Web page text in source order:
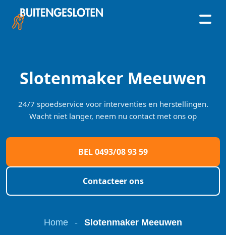
content
Slotenmaker Meeuwen
24/7 spoedservice voor interventies en herstellingen.
Wacht niet langer, neem nu contact met ons op
BEL 0493/08 93 59
Contacteer ons
Home - Slotenmaker Meeuwen